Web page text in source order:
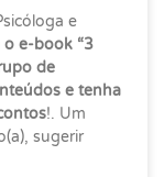
e
o e-book “3
de
e tenha
!. Um
sugerir